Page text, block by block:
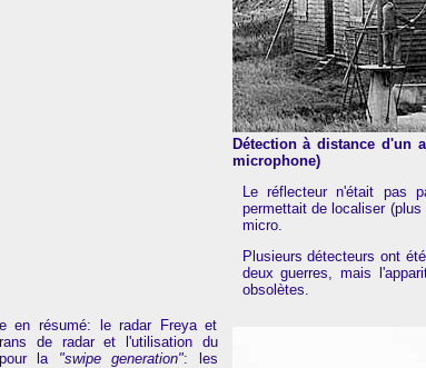
Détection à distance d'un
microphone)
Le réflecteur n'était pas
permettait de localiser
micro.
Plusieurs détecteurs ont
deux guerres, mais
obsolètes.
en résumé: le radar Freya et
de radar et l'utilisation du
la "swipe generation": les